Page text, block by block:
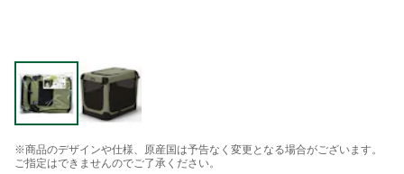
※商品のデザインや仕様、原産国は予告なく変更となる場合がございます。
ご指定はできませんのでご了承ください。